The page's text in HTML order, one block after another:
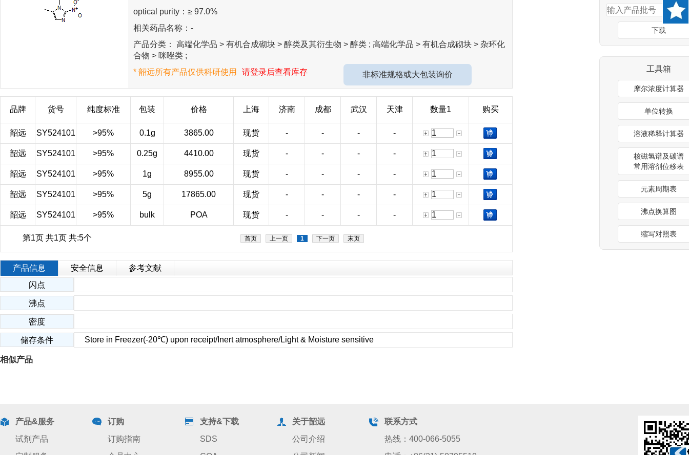
optical purity：≥ 97.0%
相关药品名称：-
产品分类： 高端化学品 > 有机合成砌块 > 醇类及其衍生物 > 醇类 ; 高端化学品 > 有机合成砌块 > 杂环化
合物 > 咪唑类 ;
* 韶远所有产品仅供科研使用
请登录后查看库存 非标准规格或大包装询价
品牌 货号 纯度标准 包装 价格 上海 济南 成都 武汉 天津 数量1 购买
韶远 SY524101 >95% 0.1g 3865.00 现货 - - - -
韶远 SY524101 >95% 0.25g 4410.00 现货 - - - -
韶远 SY524101 >95% 1g 8955.00 现货 - - - -
韶远 SY524101 >95% 5g 17865.00 现货 - - - -
韶远 SY524101 >95% bulk POA 现货 - - - -
首页 上一页 1 下一页 末页
第1页 共1页 共:5个
产品信息 安全信息
参考文献
闪点
沸点
密度
储存条件 Store in Freezer(-20℃) upon receipt/Inert atmosphere/Light & Moisture sensitive
相似产品
下载
工具箱
摩尔浓度计算器
单位转换
溶液稀释计算器
核磁氢谱及碳谱
常用溶剂位移表
元素周期表
沸点换算图
缩写对照表
产品&服务
试剂产品
订购
订购指南
支持&下载
SDS
关于韶远
公司介绍
联系方式
热线：400-066-5055